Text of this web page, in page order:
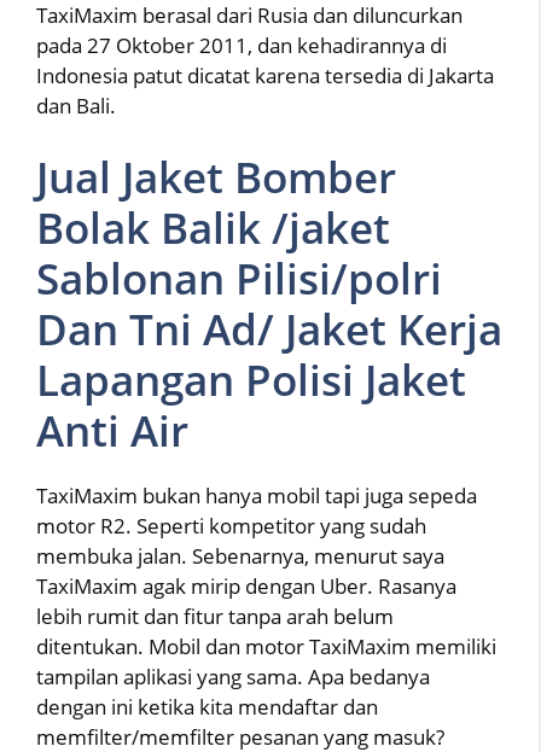
TaxiMaxim berasal dari Rusia dan diluncurkan
pada 27 Oktober 2011, dan kehadirannya di
Indonesia patut dicatat karena tersedia di Jakarta
dan Bali.
Jual Jaket Bomber
Bolak Balik /jaket
Sablonan Pilisi/polri
Dan Tni Ad/ Jaket Kerja
Lapangan Polisi Jaket
Anti Air
TaxiMaxim bukan hanya mobil tapi juga sepeda
motor R2. Seperti kompetitor yang sudah
membuka jalan. Sebenarnya, menurut saya
TaxiMaxim agak mirip dengan Uber. Rasanya
lebih rumit dan fitur tanpa arah belum
ditentukan. Mobil dan motor TaxiMaxim memiliki
tampilan aplikasi yang sama. Apa bedanya
dengan ini ketika kita mendaftar dan
memfilter/memfilter pesanan yang masuk?